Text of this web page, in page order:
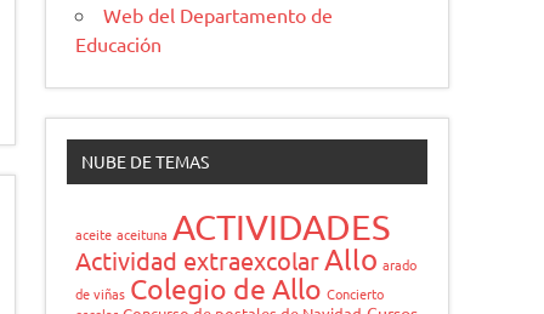
Web del Departamento de
Educación
NUBE DE TEMAS
aceite aceituna ACTIVIDADES
Actividad extraexcolarAllo arado
de viñas Colegio de Allo Concierto